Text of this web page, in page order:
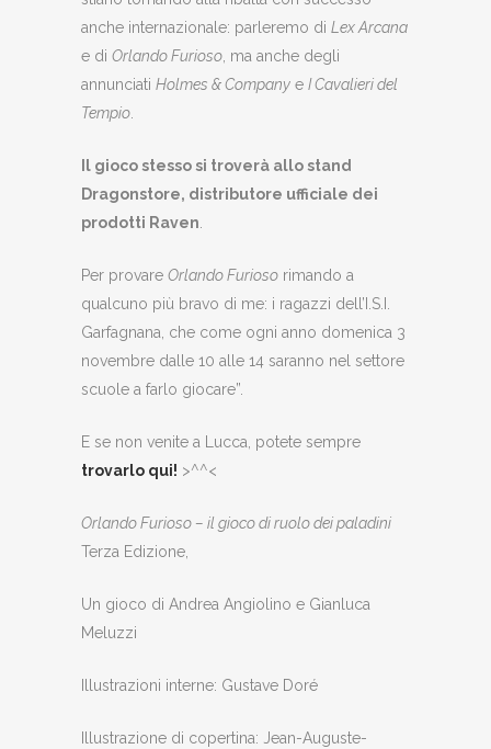
anche internazionale: parleremo di Lex Arcana
e di Orlando Furioso, ma anche degli
annunciati Holmes & Company e I Cavalieri del
Tempio.
Il gioco stesso si troverà allo stand
Dragonstore, distributore ufficiale dei
prodotti Raven.
Per provare Orlando Furioso rimando a
qualcuno più bravo di me: i ragazzi dell’I.S.I.
Garfagnana, che come ogni anno domenica 3
novembre dalle 10 alle 14 saranno nel settore
scuole a farlo giocare”.
E se non venite a Lucca, potete sempre
trovarlo qui! >^^<
Orlando Furioso – il gioco di ruolo dei paladini
Terza Edizione,
Un gioco di Andrea Angiolino e Gianluca
Meluzzi
Illustrazioni interne: Gustave Doré
Illustrazione di copertina: Jean-Auguste-